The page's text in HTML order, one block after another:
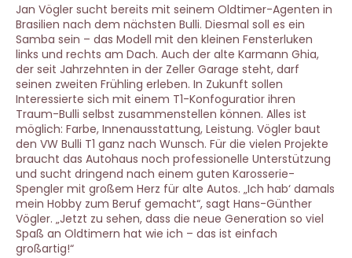
Jan Vögler sucht bereits mit seinem Oldtimer-Agenten in
Brasilien nach dem nächsten Bulli. Diesmal soll es ein
Samba sein – das Modell mit den kleinen Fensterluken
links und rechts am Dach. Auch der alte Karmann Ghia,
der seit Jahrzehnten in der Zeller Garage steht, darf
seinen zweiten Frühling erleben. In Zukunft sollen
Interessierte sich mit einem T1-Konfoguratior ihren
Traum-Bulli selbst zusammenstellen können. Alles ist
möglich: Farbe, Innenausstattung, Leistung. Vögler baut
den VW Bulli T1 ganz nach Wunsch. Für die vielen Projekte
braucht das Autohaus noch professionelle Unterstützung
und sucht dringend nach einem guten Karosserie-
Spengler mit großem Herz für alte Autos. „Ich hab‘ damals
mein Hobby zum Beruf gemacht“, sagt Hans-Günther
Vögler. „Jetzt zu sehen, dass die neue Generation so viel
Spaß an Oldtimern hat wie ich – das ist einfach
großartig!“